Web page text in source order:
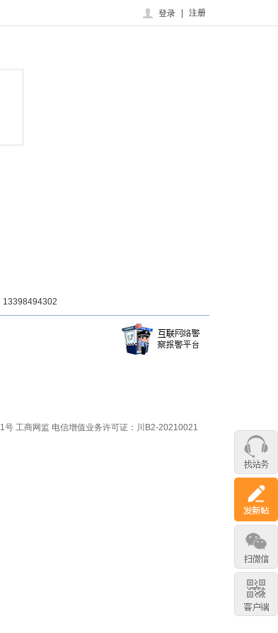
登录 注册
13398494302
号 工商网监 电信增值业务许可证：川B2-20210021